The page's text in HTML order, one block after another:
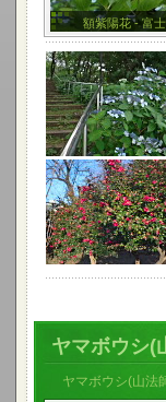
額紫陽花 - 富
ヤマボウシ(
ヤマボウシ(山法